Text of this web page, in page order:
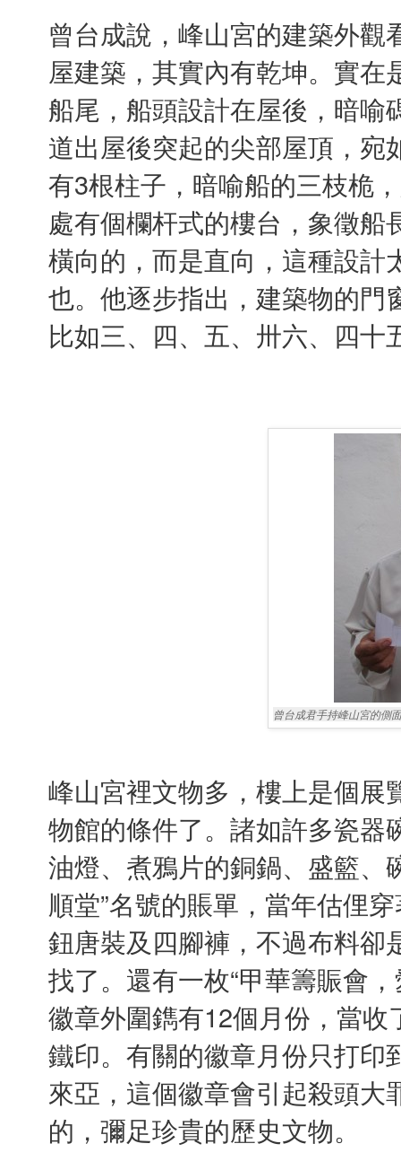
曾台成說，峰山宮的建築外
屋建築，其實內有乾坤。實
船尾，船頭設計在屋後，暗
道出屋後突起的尖部屋頂，
有3根柱子，暗喻船的三枝桅
處有個欄杆式的樓台，象徵
橫向的，而是直向，這種設計
也。他逐步指出，建築物的門
比如三、四、五、卅六、四十
曾台成君手持峰山宮的側
峰山宮裡文物多，樓上是個展
物館的條件了。諸如許多瓷器
油燈、煮鴉片的銅鍋、盛籃、
順堂”名號的賬單，當年估俚
鈕唐裝及四腳褲，不過布料卻
找了。還有一枚“甲華籌賑會
徽章外圍鐫有12個月份，當
鐵印。有關的徽章月份只打印
來亞，這個徽章會引起殺頭
的，彌足珍貴的歷史文物。